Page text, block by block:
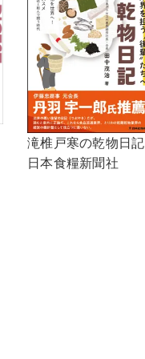
滝椎戸寒の乾物日記
日本食糧新聞社